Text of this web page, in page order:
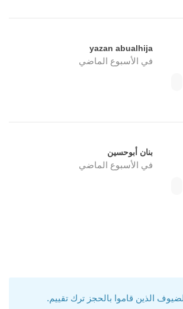
yazan abualhija
في الأسبوع الماضي
بنان أبوحسين
في الأسبوع الماضي
الذين قاموا بالحجز ترك تقييم.